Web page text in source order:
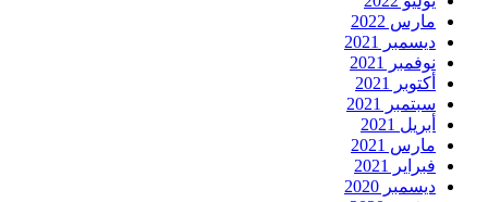
مارس 2022
ديسمبر 2021
نوفمبر 2021
أكتوبر 2021
سبتمبر 2021
أبريل 2021
مارس 2021
فبراير 2021
ديسمبر 2020